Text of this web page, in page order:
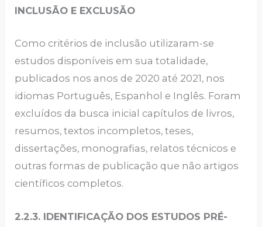
INCLUSÃO E EXCLUSÃO
Como critérios de inclusão utilizaram-se
estudos disponíveis em sua totalidade,
publicados nos anos de 2020 até 2021, nos
idiomas Português, Espanhol e Inglês. Foram
excluídos da busca inicial capítulos de livros,
resumos, textos incompletos, teses,
dissertações, monografias, relatos técnicos e
outras formas de publicação que não artigos
científicos completos.
2.2.3. IDENTIFICAÇÃO DOS ESTUDOS PRÉ-